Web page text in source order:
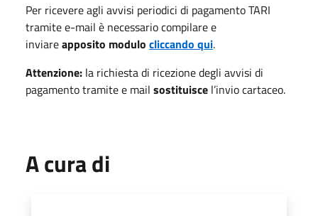
Per ricevere agli avvisi periodici di pagamento TARI
tramite e-mail è necessario compilare e
inviareapposito modulo cliccando qui.
Attenzione: la richiesta di ricezione degli avvisi di
pagamento tramite e mail sostituisce l’invio cartaceo.
A cura di